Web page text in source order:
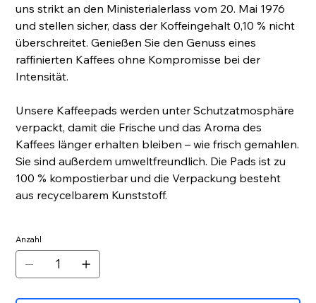
uns strikt an den Ministerialerlass vom 20. Mai 1976
und stellen sicher, dass der Koffeingehalt 0,10 % nicht
überschreitet. Genießen Sie den Genuss eines
raffinierten Kaffees ohne Kompromisse bei der
Intensität.
Unsere Kaffeepads werden unter Schutzatmosphäre
verpackt, damit die Frische und das Aroma des
Kaffees länger erhalten bleiben – wie frisch gemahlen.
Sie sind außerdem umweltfreundlich. Die Pads ist zu
100 % kompostierbar und die Verpackung besteht
aus recycelbarem Kunststoff.
Anzahl